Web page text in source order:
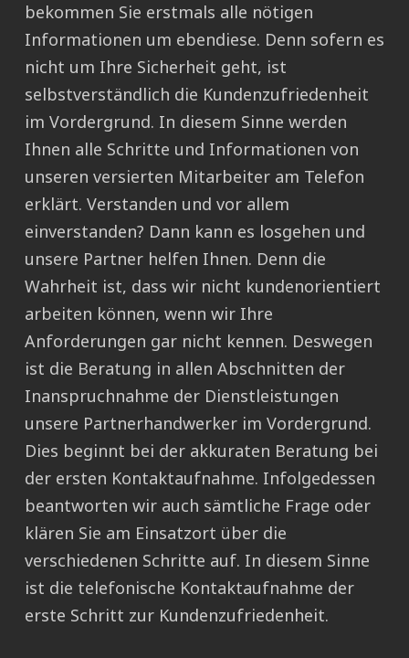
bekommen Sie erstmals alle nötigen
Informationen um ebendiese. Denn sofern es
nicht um Ihre Sicherheit geht, ist
selbstverständlich die Kundenzufriedenheit
im Vordergrund. In diesem Sinne werden
Ihnen alle Schritte und Informationen von
unseren versierten Mitarbeiter am Telefon
erklärt. Verstanden und vor allem
einverstanden? Dann kann es losgehen und
unsere Partner helfen Ihnen. Denn die
Wahrheit ist, dass wir nicht kundenorientiert
arbeiten können, wenn wir Ihre
Anforderungen gar nicht kennen. Deswegen
ist die Beratung in allen Abschnitten der
Inanspruchnahme der Dienstleistungen
unsere Partnerhandwerker im Vordergrund.
Dies beginnt bei der akkuraten Beratung bei
der ersten Kontaktaufnahme. Infolgedessen
beantworten wir auch sämtliche Frage oder
klären Sie am Einsatzort über die
verschiedenen Schritte auf. In diesem Sinne
ist die telefonische Kontaktaufnahme der
erste Schritt zur Kundenzufriedenheit.